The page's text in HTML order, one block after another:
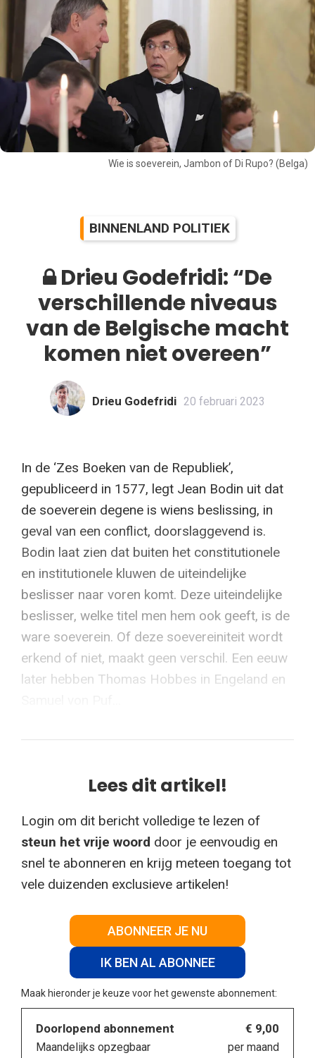
Wie is soeverein, Jambon of Di Rupo? (Belga)
BINNENLAND POLITIEK
Drieu Godefridi: “De
verschillende niveaus
van de Belgische macht
komen niet overeen”
Drieu Godefridi 20 februari 2023
In de ‘Zes Boeken van de Republiek’,
gepubliceerd in 1577, legt Jean Bodin uit dat
de soeverein degene is wiens beslissing, in
geval van een conflict, doorslaggevend is.
Bodin laat zien dat buiten het constitutionele
en institutionele kluwen de uiteindelijke
beslisser naar voren komt. Deze uiteindelijke
beslisser, welke titel men hem ook geeft, is de
ware soeverein. Of deze soevereiniteit wordt
erkend of niet, maakt geen verschil. Een eeuw
later hebben Thomas Hobbes in Engeland en
Lees dit artikel!
Login om dit bericht volledige te lezen of
steun het vrije woord door je eenvoudig en
snel te abonneren en krijg meteen toegang tot
vele duizenden exclusieve artikelen!
ABONNEER JE NU
IK BEN AL ABONNEE
Maak hieronder je keuze voor het gewenste abonnement:
Doorlopend abonnement
Maandelijks opzegbaar
€ 9,00
per maand